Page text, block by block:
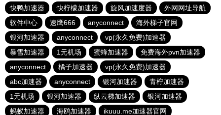
快鸭加速器 快柠檬加速器 旋风加速度器
外网网址导航
软件中心
速鹰666 anyconnect
海外梯子官网
银河加速器
anyconnect
vp(永久免费)加速器
暴雪加速器
1元机场 蜜蜂加速器
免费海外pvn加速器
anyconnect
橘子加速器
vp(永久免费)加速器
abc加速器
anyconnect 银河加速器
青柠加速器
1元机场
银河加速器 纵云梯加速器
银河加速器
蚂蚁加速器
海鸥加速器
ikuuu.me加速器官网